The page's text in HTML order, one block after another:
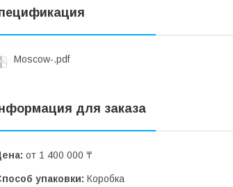
Moscow-.pdf
для заказа
от 1 400 000 ₸
упаковки: Коробка